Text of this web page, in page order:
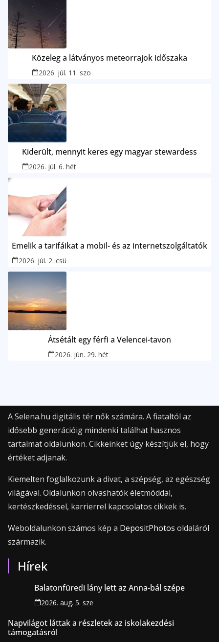
Közeleg a látványos meteorrajok időszaka
2026. júl. 11. szo
Kiderült, mennyit keres egy magyar stewardess
2026. júl. 6. hét
Emelik a tarifáikat a mobil- és az internetszolgáltatók
2026. júl. 2. csü
Átsétált egy férfi a Velencei-tavon
2026. jún. 29. hét
A Selena.hu digitális tér nők számára. A fiataltól az
idősebb generációig mindenki találhat hasznos
tartalmat oldalunkon. Cikkeinket úgy készítjük el, hogy
értéket adjanak.
Kiemelten foglalkozunk a divat, a szépség, az egészség
világával. Oldalunkon olvashatók életmóddal,
kertészkedéssel, karrierrel kapcsolatos cikkek is.
Weboldalunkon számos kép a DepositPhotos oldaláról
származik.
Hírek
Balatonfüredi lány lett az Anna-bál szépe
2026. aug. 5. sze
Napvilágot láttak a részletek az iskolakezdési
támogatásról